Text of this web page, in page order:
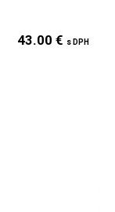
43.00 € s DPH